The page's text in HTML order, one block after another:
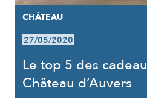
CHÂTEAU
27/05/2020
Le top 5 des
Château d’Auvers